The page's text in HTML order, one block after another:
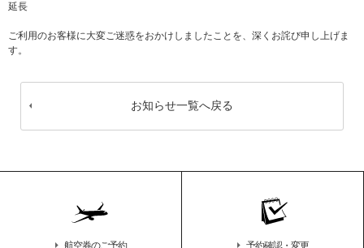
延長
ご利用のお客様に大変ご迷惑をおかけしましたことを、深くお詫び申し上げま
す。
お知らせ一覧へ戻る
航空券のご予約 予約確認・変更